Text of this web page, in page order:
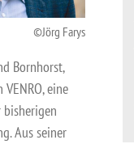
Jörg Farys
Bornhorst,
eine
bisherigen
Aus seiner